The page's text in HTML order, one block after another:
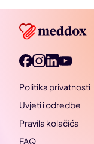
Politika privatnosti
Uvjeti i odredbe
Pravila kolačića
FAQ